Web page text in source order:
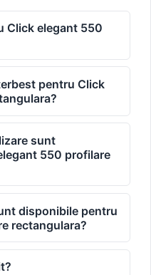
Click elegant 550
pentru Click
sunt
550 profilare
disponibile pentru
rectangulara?